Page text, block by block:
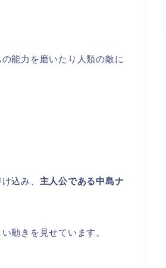
能力を磨いたり人類の敵に
込み、 主人公である中島ナ
動きを見せています。